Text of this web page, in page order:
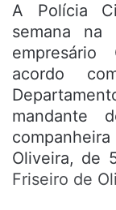
A Polícia
semana na
acordo
mandante
Oliveira, de
Friseiro de